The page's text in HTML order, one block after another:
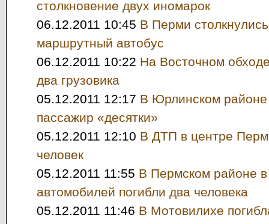
столкновение двух иномарок
06.12.2011 10:45 В Перми
маршрутный автобус
06.12.2011 10:22 На Восточном
два грузовика
05.12.2011 12:17 В Юрлинском районе
пассажир «десятки»
05.12.2011 12:10 В ДТП в центре
человек
05.12.2011 11:55 В Пермском районе в
автомобилей погибли два человека
05.12.2011 11:46 В Мотовилихе